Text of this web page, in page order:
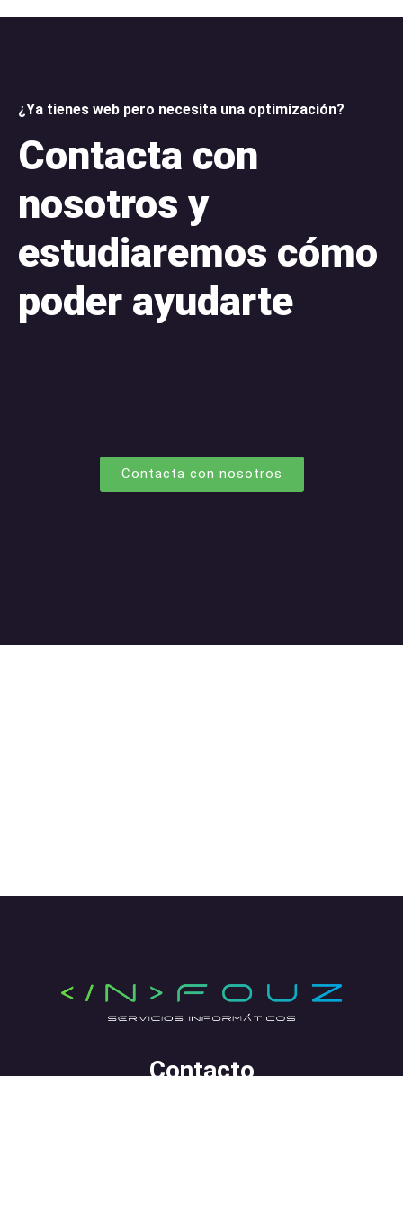
¿Ya tienes web pero necesita una optimización?
Contacta con
nosotros y
estudiaremos cómo
poder ayudarte
Contacta con nosotros
Contacto